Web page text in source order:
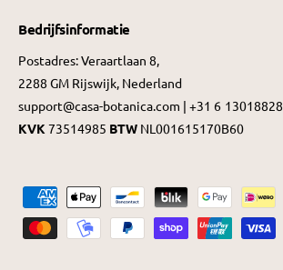
Bedrijfsinformatie
Postadres: Veraartlaan 8,
2288 GM Rijswijk, Nederland
support@casa-botanica.com | +31 6 13018828
KVK73514985 BTW NL001615170B60
e